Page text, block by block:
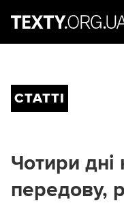
СТАТТІ
Чотири
передову,